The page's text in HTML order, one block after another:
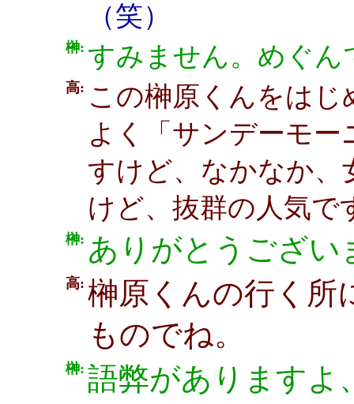
（笑）
榊: すみません。めぐん
高: この榊原くんをは
よく「サンデーモ
すけど、なかなか、
けど、抜群の人気で
榊: ありがとうござい
高: 榊原くんの行く所
ものでね。
榊: 語弊がありますよ